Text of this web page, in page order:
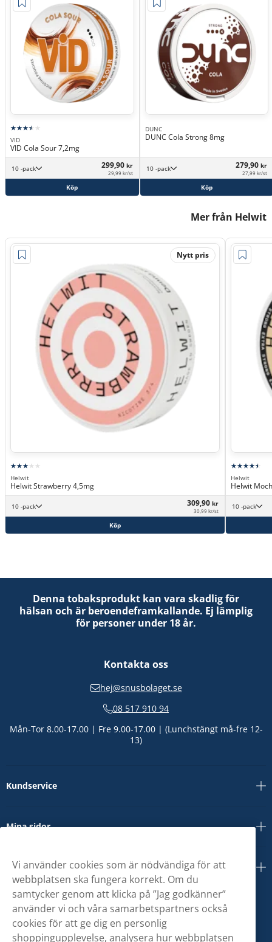
VID
VID Cola Sour 7,2mg
10 -pack 299,90 kr
29,99 kr/st
Köp
DUNC
DUNC Cola Strong 8mg
10 -pack 279,90 kr
27,99 kr/st
Köp
Mer från Helwit
Nytt pris
Helwit
Helwit Strawberry 4,5mg
10 -pack 309,90 kr
30,99 kr/st
Köp
Helwit
Helwit
10 -pack
Denna tobaksprodukt kan vara skadlig för
hälsan och är beroendeframkallande. Ej lämplig
för personer under 18 år.
Kontakta oss
hej@snusbolaget.se
08 517 910 94
Mån-Tor 8.00-17.00 | Fre 9.00-17.00 | (Lunchstängt må-fre 12-
13)
Kundservice
Mina sidor
Om oss
Vi använder cookies som är nödvändiga för att
webbplatsen ska fungera korrekt. Om du
samtycker genom att klicka på ”Jag godkänner”
använder vi och våra samarbetspartners också
cookies för att ge dig en personlig
shoppingupplevelse, analysera hur webbplatsen